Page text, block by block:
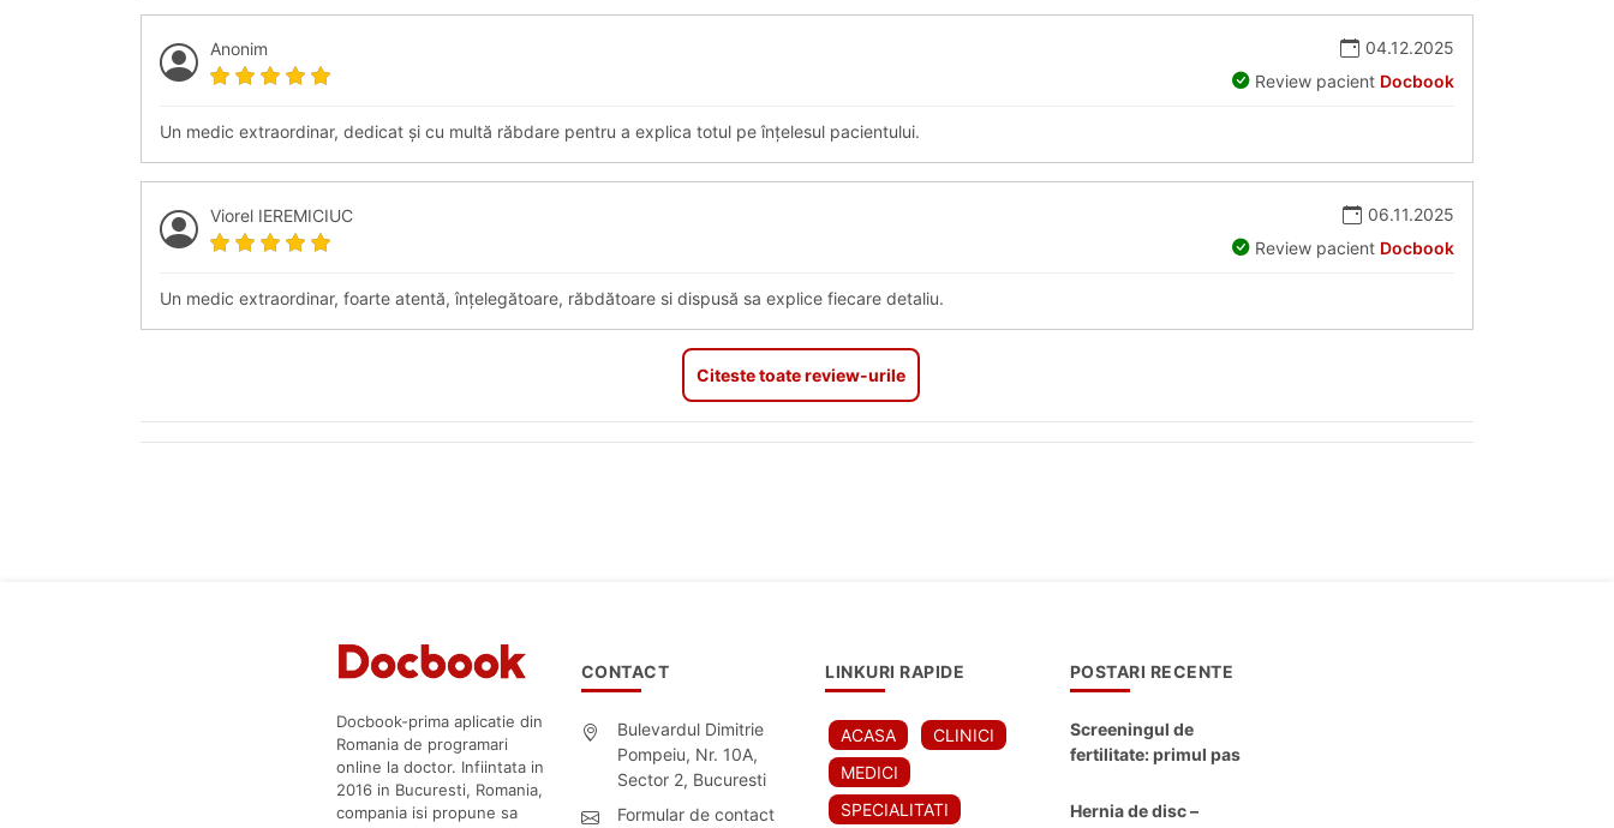
Anonim
04.12.2025
Review pacient Docbook
Un medic extraordinar, dedicat și cu multă răbdare pentru a explica totul pe înțelesul pacientului.
Viorel IEREMICIUC
06.11.2025
Review pacient Docbook
Un medic extraordinar, foarte atentă, înțelegătoare, răbdătoare si dispusă sa explice fiecare detaliu.
Citeste toate review-urile
Docbook-prima aplicatie din
Romania de programari
online la doctor. Infiintata in
2016 in Bucuresti, Romania,
compania isi propune sa
CONTACT
Bulevardul Dimitrie
Pompeiu, Nr. 10A,
Sector 2, Bucuresti
Formular de contact
LINKURI RAPIDE
ACASA
CLINICI
MEDICI
SPECIALITATI
POSTARI RECENTE
Screeningul de
fertilitate: primul pas
Hernia de disc –